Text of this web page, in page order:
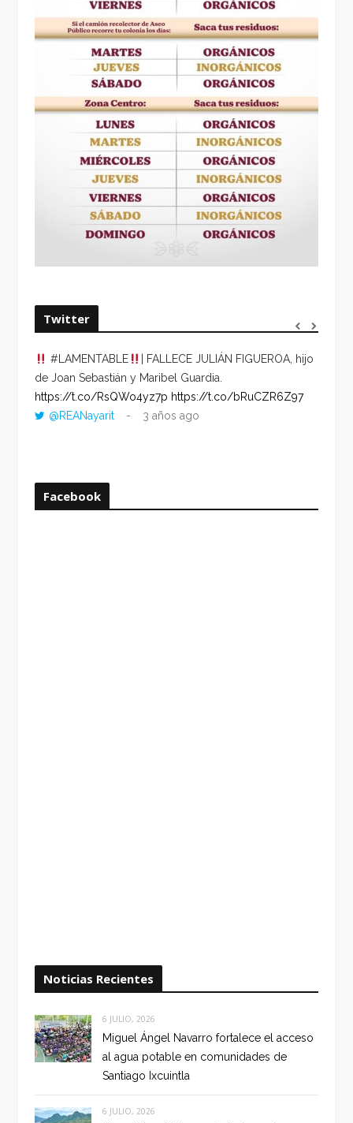
Twitter
#LAMENTABLE
| FALLECE JULIÁN FIGUEROA, hijo
de Joan Sebastián y Maribel Guardia.
https://t.co/RsQWo4yz7p https://t.co/bRuCZR6Z97
@REANayarit
3 años ago
Facebook
Noticias Recientes
6 JULIO, 2026
Miguel Ángel Navarro fortalece el acceso
al agua potable en comunidades de
Santiago Ixcuintla
6 JULIO, 2026